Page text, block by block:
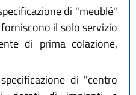
di "meublé"
il solo servizio
di prima colazione,
di "centro